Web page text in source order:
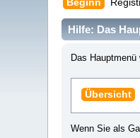
Hilfe: Das
Das
Übersicht
Wenn Sie als